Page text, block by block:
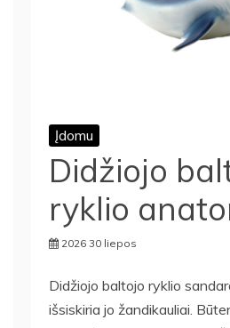
Įdomu
Didžiojo
ryklio
2026 30 liepos
Didžiojo baltojo ryklio
išsiskiria jo žandikauliai.